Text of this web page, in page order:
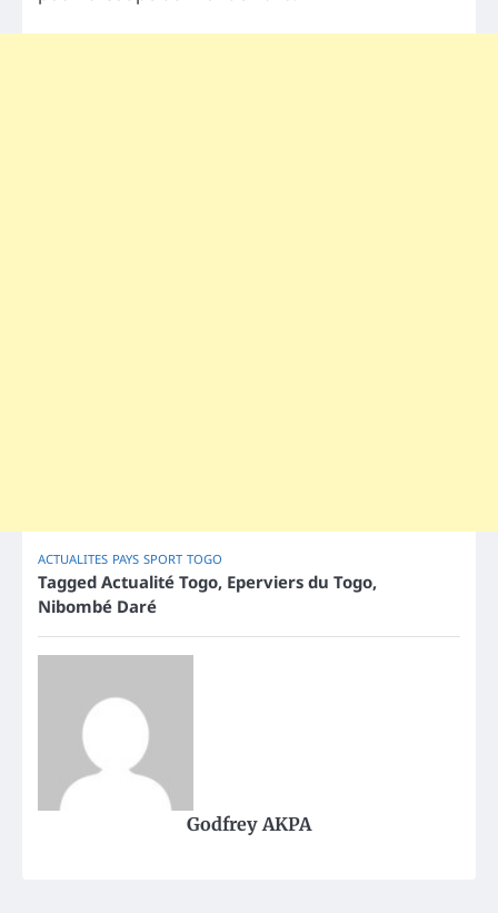
ACTUALITES PAYS SPORT TOGO
Tagged Actualité Togo, Eperviers du Togo,
Nibombé Daré
Godfrey AKPA